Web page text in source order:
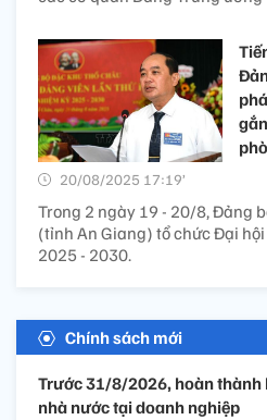
20/08/2025 17:19’
Trong 2 ngày 19 - 20/8, Đảng
(tỉnh An Giang) tổ chức Đại
2025 - 2030.
Chính sách mới
Trước 31/8/2026, hoàn thành
nhà nước tại doanh nghiệp